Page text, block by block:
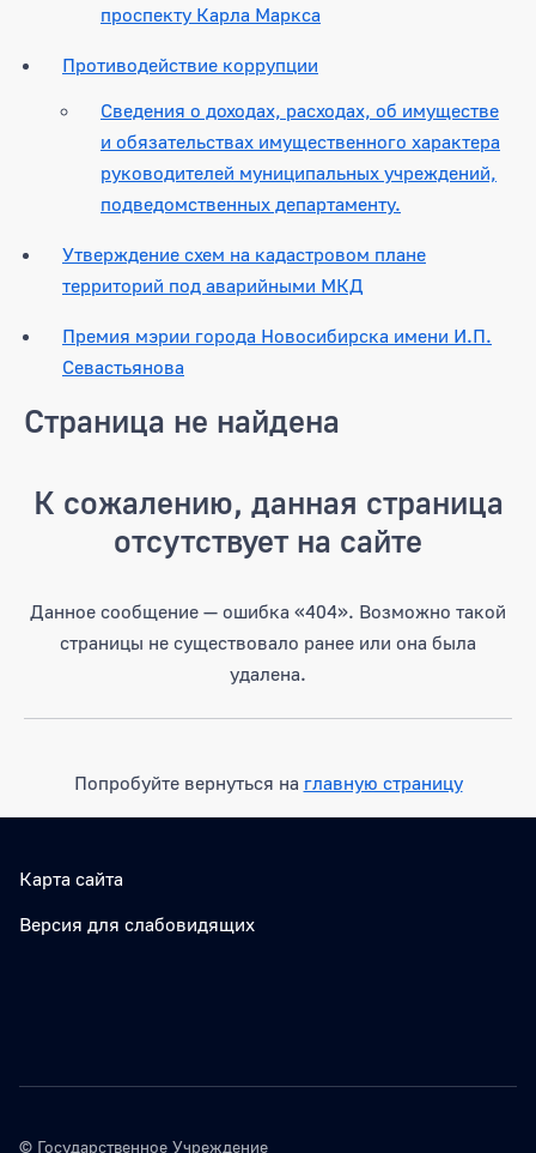
проспекту Карла Маркса
Противодействие коррупции
Сведения о доходах, расходах, об имуществе
и обязательствах имущественного характера
руководителей муниципальных учреждений,
подведомственных департаменту.
Утверждение схем на кадастровом плане
территорий под аварийными МКД
Премия мэрии города Новосибирска имени И.П.
Севастьянова
Страница не найдена
К сожалению, данная страница
отсутствует на сайте
Данное сообщение — ошибка «404». Возможно такой
страницы не существовало ранее или она была
удалена.
Попробуйте вернуться на главную страницу
Карта сайта
Версия для слабовидящих
© Государственное Учреждение